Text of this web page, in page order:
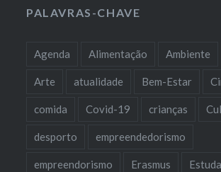
PALAVRAS-CHAVE
Agenda Alimentação Ambiente
Arte atualidade Bem-Estar
comida Covid-19 crianças
desporto empreendedorismo
empreendorismo Erasmus